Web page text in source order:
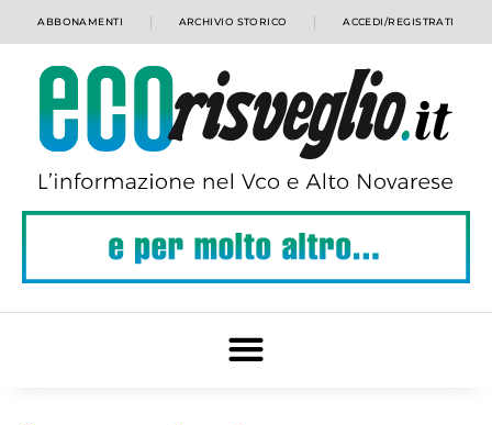
ABBONAMENTI ARCHIVIO STORICO ACCEDI/REGISTRATI